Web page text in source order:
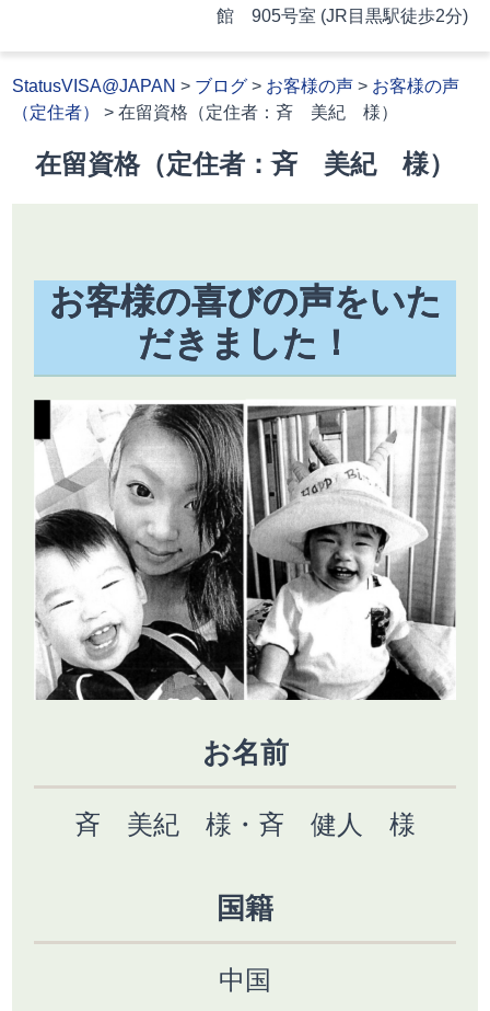
館 905号室 (JR目黒駅徒歩2分)
StatusVISA@JAPAN > ブログ > お客様の声 > お客様の声
（定住者）
>在留資格（定住者：斉 美紀 様）
在留資格（定住者：斉 美紀 様）
お客様の喜びの声をいた
だきました！
お名前
斉 美紀 様・斉 健人 様
国籍
中国